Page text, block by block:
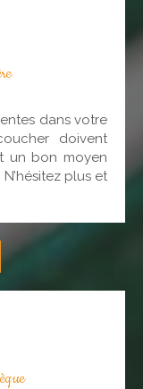
dans votre
doivent
un bon moyen
plus et